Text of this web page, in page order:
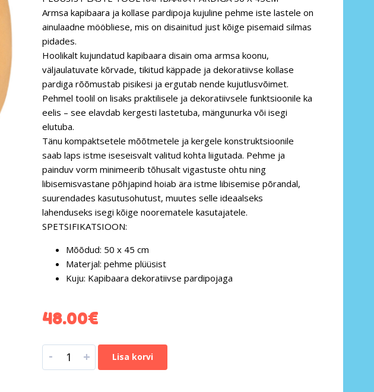
Armsa kapibaara ja kollase pardipoja kujuline pehme iste lastele on
ainulaadne mööbliese, mis on disainitud just kõige pisemaid silmas
pidades.
Hoolikalt kujundatud kapibaara disain oma armsa koonu,
väljaulatuvate kõrvade, tikitud käppade ja dekoratiivse kollase
pardiga rõõmustab pisikesi ja ergutab nende kujutlusvõimet.
Pehmel toolil on lisaks praktilisele ja dekoratiivsele funktsioonile ka
eelis – see elavdab kergesti lastetuba, mängunurka või isegi
elutuba.
Tänu kompaktsetele mõõtmetele ja kergele konstruktsioonile
saab laps istme iseseisvalt valitud kohta liigutada. Pehme ja
painduv vorm minimeerib tõhusalt vigastuste ohtu ning
libisemisvastane põhjapind hoiab ära istme libisemise põrandal,
suurendades kasutusohutust, muutes selle ideaalseks
lahenduseks isegi kõige noorematele kasutajatele.
SPETSIFIKATSIOON:
Mõõdud: 50 x 45 cm
Materjal: pehme plüüsist
Kuju: Kapibaara dekoratiivse pardipojaga
48.00€
- + Lisa korvi